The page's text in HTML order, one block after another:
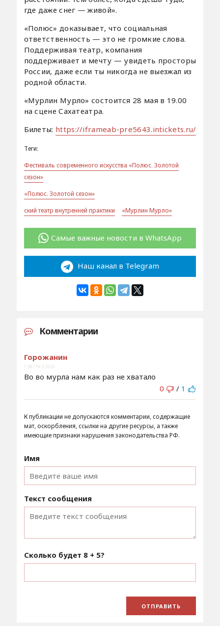
где даже снег — живой».
«Полюс» доказывает, что социальная
ответственность — это не громкие слова.
Поддерживая театр, компания
поддерживает и мечту — увидеть просторы
России, даже если ты никогда не выезжал из
родной области.
«Мурлин Мурло» состоится 28 мая в 19.00
на сцене Сахатеатра.
Билеты: https://iframeab-pre5643.intickets.ru/
Теги:
Фестиваль современного искусства «Полюс. Золотой
сезон»
«Полюс. Золотой сезон»
ский театр внутренней практики
«Мурлин Мурло»
Самые важные новости в WhatsApp
Наш канал в Telegram
Комментарии
Горожанин
1:58 / 19.5.2026
Во во мурла нам как раз не хватало
0
/ 1
К публикации не допускаются комментарии, содержащие
мат, оскорбления, ссылки на другие ресурсы, а также
имеющие признаки нарушения законодательства РФ.
Имя
Текст сообщения
Сколько будет 8 + 5?